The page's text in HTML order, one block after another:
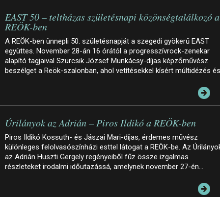
EAST 50 – teltházas születésnapi közönségtalálkozó a
REÖK-ben
A REÖK-ben ünnepli 50. születésnapját a szegedi gyökerű EAST
együttes. November 28-án 16 órától a progresszívrock-zenekar
alapító tagjaival Szurcsik József Munkácsy-díjas képzőművész
beszélget a Reök-szalonban, ahol vetítésekkel kísért múltidézés
Úrilányok az Adrián – Piros Ildikó a REÖK-ben
Piros Ildikó Kossuth- és Jászai Mari-díjas, érdemes művész
különleges felolvasószínházi esttel látogat a REÖK-be. Az
az Adrián Huszti Gergely regényeiből fűz össze izgalmas
részleteket irodalmi időutazássá, amelynek november 27-én…